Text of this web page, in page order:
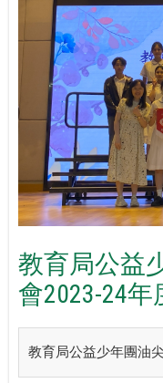
教育局公益
會2023-24
教育局公益少年團油